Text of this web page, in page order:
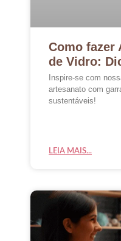
Como fazer
de Vidro:
Inspire-se com
artesanato com
sustentáveis!
LEIA MAIS...